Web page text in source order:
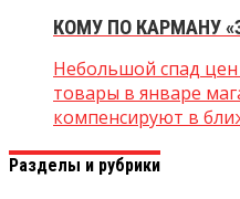
КОМУ ПО КАРМАНУ
Небольшой спад
товары в январе
компенсируют в
Разделы и рубрики